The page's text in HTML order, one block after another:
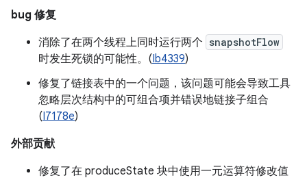
bug 修复
消除了在两个线程上同时运行两个 snapshotFlow
时发生死锁的可能性。(Ib4339)
修复了链接表中的一个问题，该问题可能会导致工具
忽略层次结构中的可组合项并错误地链接子组合
(I7178e)
外部贡献
修复了在 produceState 块中使用一元运算符修改值